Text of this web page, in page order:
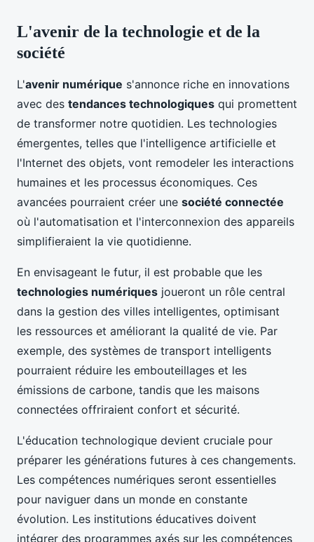
L'avenir de la technologie et de la
société
L'avenir numérique s'annonce riche en innovations
avec des tendances technologiques qui promettent
de transformer notre quotidien. Les technologies
émergentes, telles que l'intelligence artificielle et
l'Internet des objets, vont remodeler les interactions
humaines et les processus économiques. Ces
avancées pourraient créer une société connectée
où l'automatisation et l'interconnexion des appareils
simplifieraient la vie quotidienne.
En envisageant le futur, il est probable que les
technologies numériques joueront un rôle central
dans la gestion des villes intelligentes, optimisant
les ressources et améliorant la qualité de vie. Par
exemple, des systèmes de transport intelligents
pourraient réduire les embouteillages et les
émissions de carbone, tandis que les maisons
connectées offriraient confort et sécurité.
L'éducation technologique devient cruciale pour
préparer les générations futures à ces changements.
Les compétences numériques seront essentielles
pour naviguer dans un monde en constante
évolution. Les institutions éducatives doivent
intégrer des programmes axés sur les compétences